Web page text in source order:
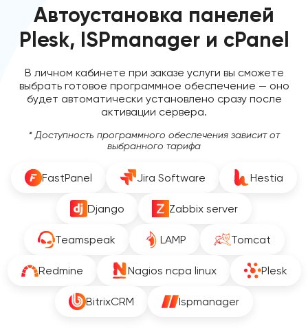
Автоустановка панелей
Plesk, ISPmanager и cPanel
В личном кабинете при заказе услуги вы сможете
выбрать готовое программное обеспечение — оно
будет автоматически установлено сразу после
активации сервера.
* Доступность программного обеспечения зависит от
выбранного тарифа
FastPanel Jira Software Hestia
Django Zabbix server
Teamspeak LAMP Tomcat
Redmine Nagios ncpa linux Plesk
BitrixCRM Ispmanager